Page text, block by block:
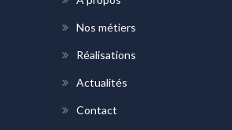
Nos métiers
Réalisations
Actualités
Contact